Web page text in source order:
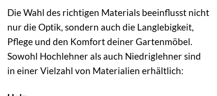
Die Wahl des richtigen Materials beeinflusst nicht
nur die Optik, sondern auch die Langlebigkeit,
Pflege und den Komfort deiner Gartenmöbel.
Sowohl Hochlehner als auch Niedriglehner sind
in einer Vielzahl von Materialien erhältlich: